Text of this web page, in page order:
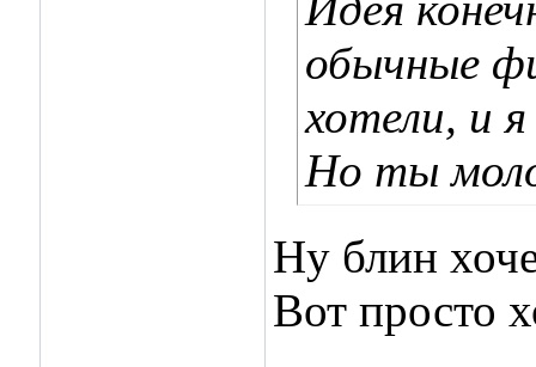
обычные
хотели, и
Но ты
Ну блин
Вот просто